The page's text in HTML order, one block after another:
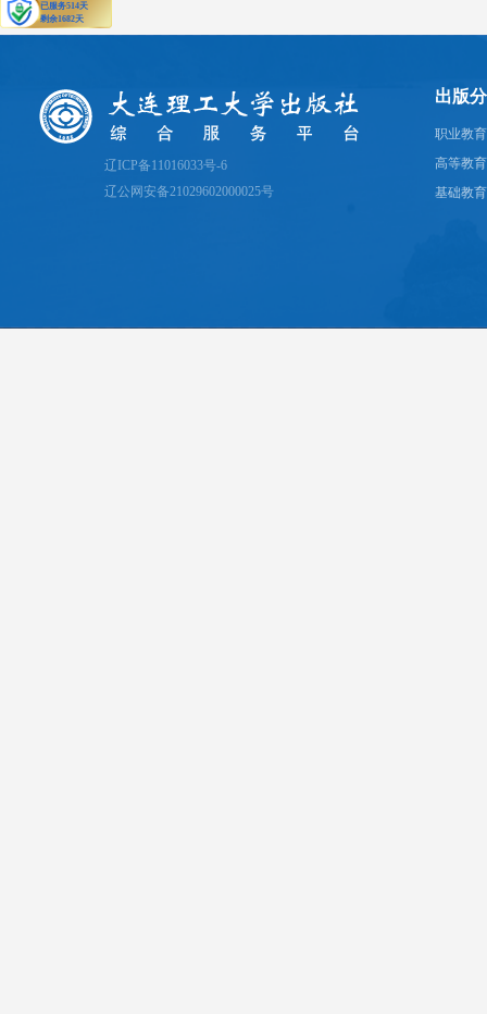
辽ICP备11016033号-6
辽公网安备21029602000025号
出版
职业教
高等教
基础教